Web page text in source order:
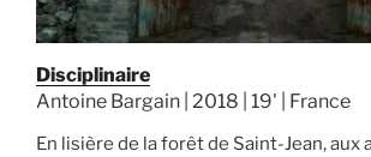
Disciplinaire
Antoine Bargain | 2018 | 19' | France
En lisière de la forêt de Saint-Jean, aux